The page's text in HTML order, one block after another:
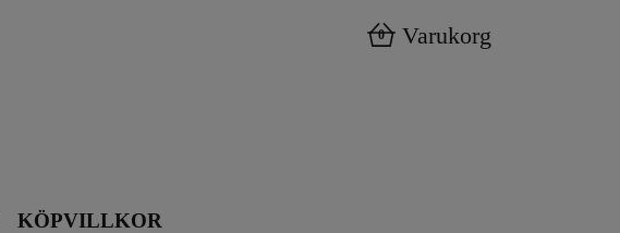
0 Varukorg
KÖPVILLKOR